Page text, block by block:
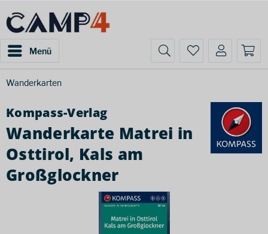
Menü
Wanderkarten
Kompass-Verlag
Wanderkarte Matrei in
Osttirol, Kals am
Großglockner